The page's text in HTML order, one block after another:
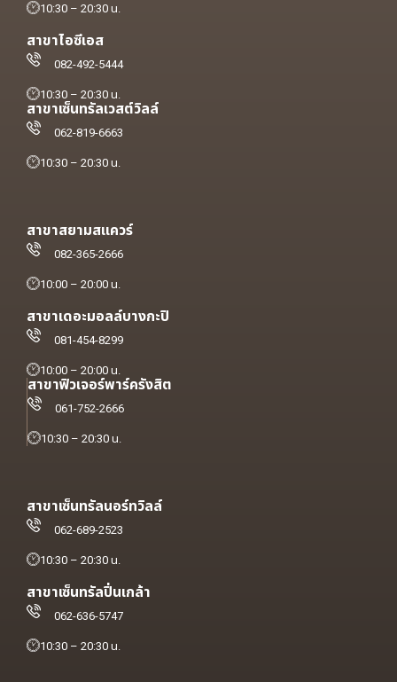
10:30 – 20:30 น.
สาขาไอซีเอส
082-492-5444
10:30 – 20:30 น.
สาขาเซ็นทรัลเวสต์วิลล์
062-819-6663
10:30 – 20:30 น.
สาขาสยามสแควร์
082-365-2666
10:00 – 20:00 น.
สาขาเดอะมอลล์บางกะปิ
081-454-8299
10:00 – 20:00 น.
สาขาฟิวเจอร์พาร์ครังสิต
061-752-2666
10:30 – 20:30 น.
สาขาเซ็นทรัลนอร์ทวิลล์
062-689-2523
10:30 – 20:30 น.
สาขาเซ็นทรัลปิ่นเกล้า
062-636-5747
10:30 – 20:30 น.